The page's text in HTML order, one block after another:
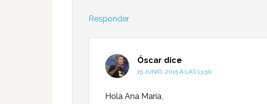
Responder
Óscar dice
15 JUNIO, 2015 A LAS 13:50
Hola Ana María,